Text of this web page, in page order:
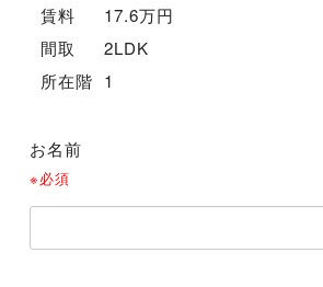
賃料
17.6万円
間取
2LDK
所在階 1
お名前
※必須